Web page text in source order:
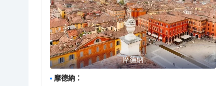
摩德納
摩德納 ：